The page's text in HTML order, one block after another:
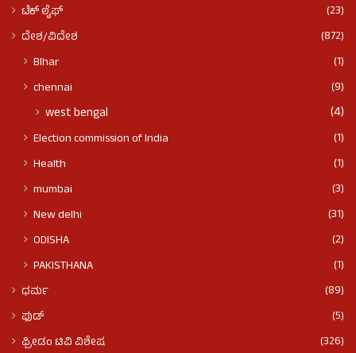
ಟೆಕ್ ಲೈಫ್
(23)
ದೇಶ/ವಿದೇಶ
(872)
BIhar
(1)
chennai
(9)
west bengal (4)
Election commission of India
(1)
Health
(1)
mumbai
(3)
New delhi
(31)
ODISHA
(2)
PAKISTHANA
(1)
ಧರ್ಮ
(89)
ಫುಡ್​​
(5)
ಫ್ರೀಡಂ ಟಿವಿ ವಿಶೇಷ
(326)